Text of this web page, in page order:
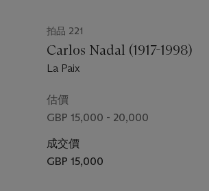
拍品 221
Carlos Nadal (1917-1998)
La Paix
估價
GBP 15,000 - 20,000
成交價
GBP 15,000